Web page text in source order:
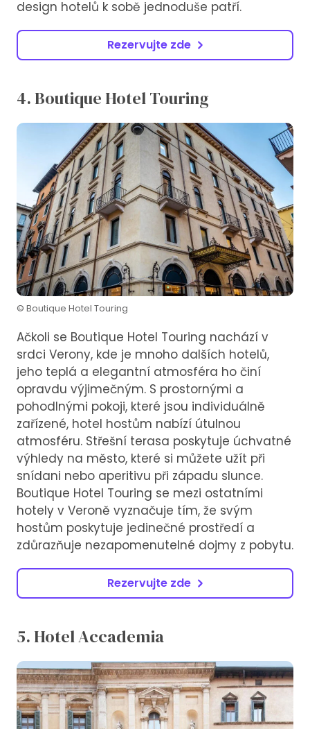
design hotelů k sobě jednoduše patří.
Rezervujte zde
4. Boutique Hotel Touring
© Boutique Hotel Touring
Ačkoli se Boutique Hotel Touring nachází v
srdci Verony, kde je mnoho dalších hotelů,
jeho teplá a elegantní atmosféra ho činí
opravdu výjimečným. S prostornými a
pohodlnými pokoji, které jsou individuálně
zařízené, hotel hostům nabízí útulnou
atmosféru. Střešní terasa poskytuje úchvatné
výhledy na město, které si můžete užít při
snídani nebo aperitivu při západu slunce.
Boutique Hotel Touring se mezi ostatními
hotely v Veroně vyznačuje tím, že svým
hostům poskytuje jedinečné prostředí a
zdůrazňuje nezapomenutelné dojmy z pobytu.
Rezervujte zde
5. Hotel Accademia